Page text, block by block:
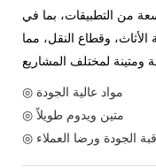
من التطبيقات، بما في
الأثاث، وقطاع النقل، مما
◎ مواد عالية الجودة
◎ متين ويدوم طويلاً
الجودة ورضا العملاء